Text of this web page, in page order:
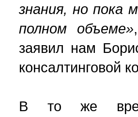
знания, но пока
полном объеме»
заявил нам
консалтинговой
В то же